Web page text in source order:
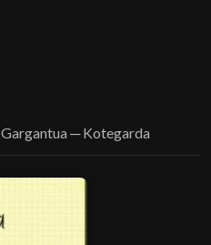
Gargantua ─ Kotegarda